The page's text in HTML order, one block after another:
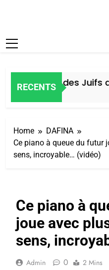
RECENTS
Histoire des Juifs
Home
DAFINA
Ce piano à queue du futur
sens, incroyable… (vidéo)
Ce piano à
joue avec
sens,
Admin 0 2 Mins